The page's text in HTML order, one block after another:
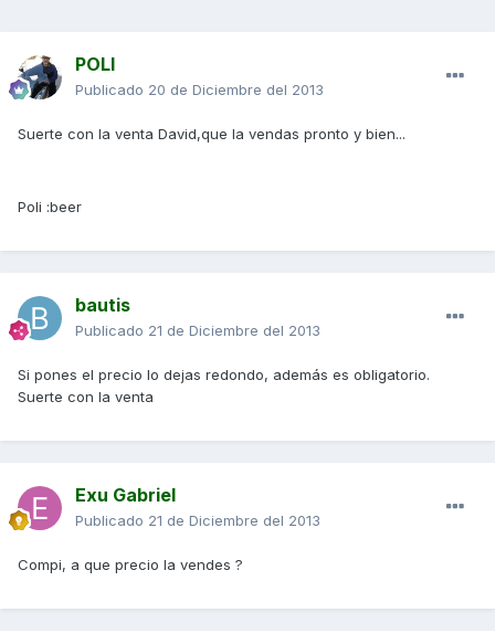
POLI
Publicado 20 de Diciembre del 2013
Suerte con la venta David,que la vendas pronto y bien...
Poli :beer
bautis
Publicado 21 de Diciembre del 2013
Si pones el precio lo dejas redondo, además es obligatorio.
Suerte con la venta
Exu Gabriel
Publicado 21 de Diciembre del 2013
Compi, a que precio la vendes ?